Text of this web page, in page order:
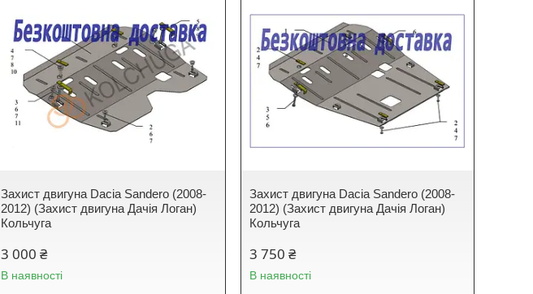
Захист двигуна Dacia Sandero (2008-
2012) (Захист двигуна Дачія Логан)
Кольчуга
3 000 ₴
В наявності
Захист двигуна Dacia Sandero (2008-
2012) (Захист двигуна Дачія Логан)
Кольчуга
3 750 ₴
В наявності